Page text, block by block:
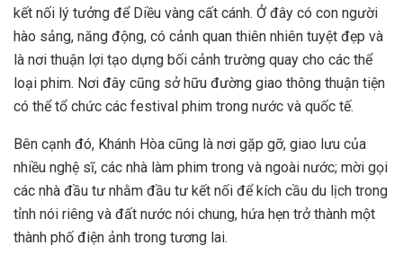
kết nối lý tưởng để Diều vàng cất cánh. Ở đây có con người
hào sảng, năng động, có cảnh quan thiên nhiên tuyệt đẹp và
là nơi thuận lợi tạo dựng bối cảnh trường quay cho các thể
loại phim. Nơi đây cũng sở hữu đường giao thông thuận tiện
có thể tổ chức các festival phim trong nước và quốc tế.
Bên cạnh đó, Khánh Hòa cũng là nơi gặp gỡ, giao lưu của
nhiều nghệ sĩ, các nhà làm phim trong và ngoài nước; mời gọi
các nhà đầu tư nhằm đầu tư kết nối để kích cầu du lịch trong
tỉnh nói riêng và đất nước nói chung, hứa hẹn trở thành một
thành phố điện ảnh trong tương lai.